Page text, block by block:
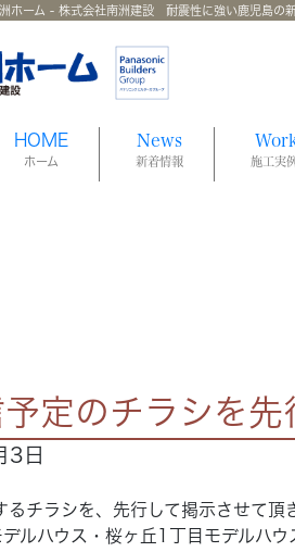
ホーム - 株式会社南洲建設 耐震性に強い鹿児島の
HOME
ホーム
News
新着情報 施工実
定のチラシを
3日
るチラシを、先行して掲示させて頂
ルハウス・桜ヶ丘1丁目モデルハウ